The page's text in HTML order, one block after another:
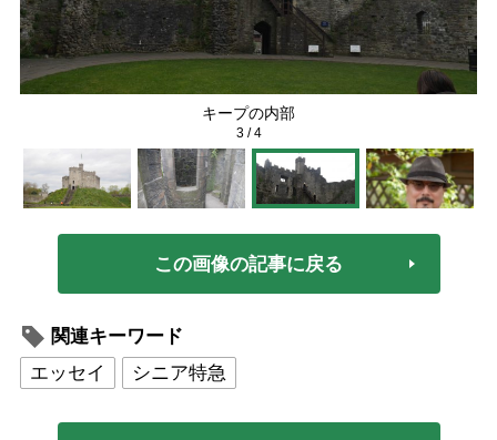
キープの内部
3/4
この画像の記事に戻る
関連キーワード
エッセイ
シニア特急